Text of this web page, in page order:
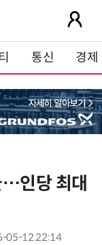
통신 경제
…인당 최대
05-12 22:14